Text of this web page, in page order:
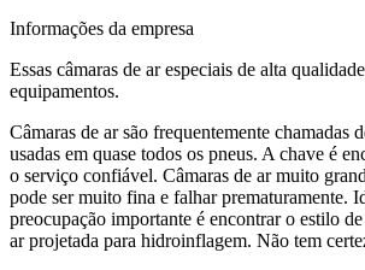
Informações da empresa
Essas câmaras de ar especiais de alta
equipamentos.
Câmaras de ar são frequentemente chamadas
usadas em quase todos os pneus. A chave é
o serviço confiável. Câmaras de ar muito
pode ser muito fina e falhar prematuramente.
preocupação importante é encontrar o estilo
ar projetada para hidroinflagem. Não tem